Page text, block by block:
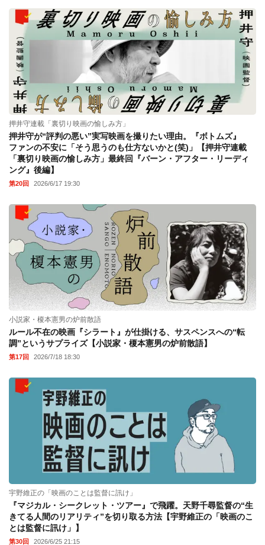
押井守連載「裏切り映画の愉しみ方」
押井守が“評判の悪い”実写映画を撮りたい理由。『ボトムズ』
ファンの不安に「そう思うのも仕方ないかと(笑)」【押井守連載
「裏切り映画の愉しみ方」最終回『バーン・アフター・リーディ
ング』後編】
第20回 2026/6/17 19:30
小説家・榎本憲男の炉前散語
ルール不在の映画『シラート』が仕掛ける、サスペンスへの“転
調”というサプライズ【小説家・榎本憲男の炉前散語】
第17回 2026/7/18 18:30
宇野維正の「映画のことは監督に訊け」
『マジカル・シークレット・ツアー』で飛躍。天野千尋監督の“生
きてる人間のリアリティ”を切り取る方法【宇野維正の「映画のこ
とは監督に訊け」】
第30回 2026/6/25 21:15